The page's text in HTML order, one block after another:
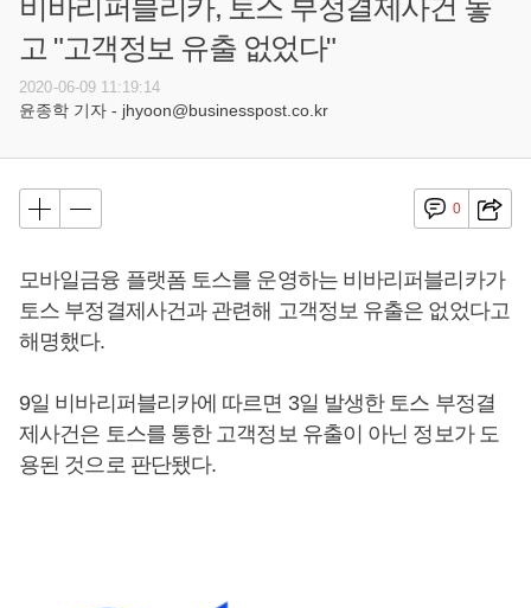
비바리퍼블리카, 토스 부정결제사건 놓
고 "고객정보 유출 없었다"
2020-06-09 11:19:14
윤종학 기자 - jhyoon@businesspost.co.kr
0
모바일금융 플랫폼 토스를 운영하는 비바리퍼블리카가
토스 부정결제사건과 관련해 고객정보 유출은 없었다고
해명했다.
9일 비바리퍼블리카에 따르면 3일 발생한 토스 부정결
제사건은 토스를 통한 고객정보 유출이 아닌 정보가 도
용된 것으로 판단됐다.